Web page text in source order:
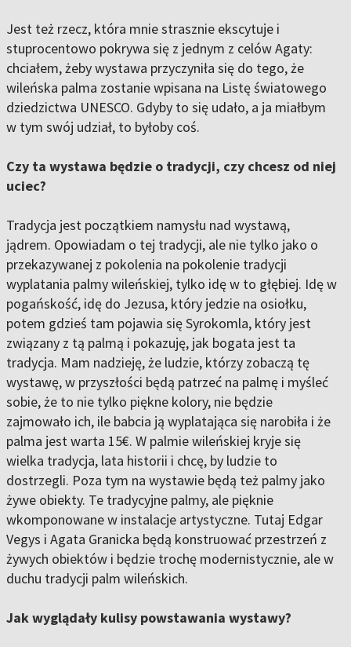
Jest też rzecz, która mnie strasznie ekscytuje i
stuprocentowo pokrywa się z jednym z celów Agaty:
chciałem, żeby wystawa przyczyniła się do tego, że
wileńska palma zostanie wpisana na Listę światowego
dziedzictwa UNESCO. Gdyby to się udało, a ja miałbym
w tym swój udział, to byłoby coś.
Czy ta wystawa będzie o tradycji, czy chcesz od niej
uciec?
Tradycja jest początkiem namysłu nad wystawą,
jądrem. Opowiadam o tej tradycji, ale nie tylko jako o
przekazywanej z pokolenia na pokolenie tradycji
wyplatania palmy wileńskiej, tylko idę w to głębiej. Idę w
pogańskość, idę do Jezusa, który jedzie na osiołku,
potem gdzieś tam pojawia się Syrokomla, który jest
związany z tą palmą i pokazuję, jak bogata jest ta
tradycja. Mam nadzieję, że ludzie, którzy zobaczą tę
wystawę, w przyszłości będą patrzeć na palmę i myśleć
sobie, że to nie tylko piękne kolory, nie będzie
zajmowało ich, ile babcia ją wyplatająca się narobiła i że
palma jest warta 15€. W palmie wileńskiej kryje się
wielka tradycja, lata historii i chcę, by ludzie to
dostrzegli. Poza tym na wystawie będą też palmy jako
żywe obiekty. Te tradycyjne palmy, ale pięknie
wkomponowane w instalacje artystyczne. Tutaj Edgar
Vegys i Agata Granicka będą konstruować przestrzeń z
żywych obiektów i będzie trochę modernistycznie, ale w
duchu tradycji palm wileńskich.
Jak wyglądały kulisy powstawania wystawy?